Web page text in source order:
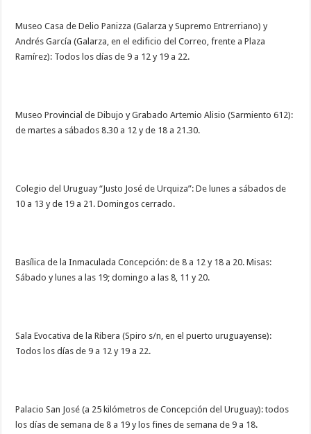
Museo Casa de Delio Panizza (Galarza y Supremo Entrerriano) y
Andrés García (Galarza, en el edificio del Correo, frente a Plaza
Ramírez): Todos los días de 9 a 12 y 19 a 22.
Museo Provincial de Dibujo y Grabado Artemio Alisio (Sarmiento 612):
de martes a sábados 8.30 a 12 y de 18 a 21.30.
Colegio del Uruguay “Justo José de Urquiza”: De lunes a sábados de
10 a 13 y de 19 a 21. Domingos cerrado.
Basílica de la Inmaculada Concepción: de 8 a 12 y 18 a 20. Misas:
Sábado y lunes a las 19; domingo a las 8, 11 y 20.
Sala Evocativa de la Ribera (Spiro s/n, en el puerto uruguayense):
Todos los días de 9 a 12 y 19 a 22.
Palacio San José (a 25 kilómetros de Concepción del Uruguay): todos
los días de semana de 8 a 19 y los fines de semana de 9 a 18.